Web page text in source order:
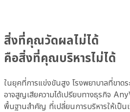
สิ่งที่คุณวัดผลไม่ได้
คือสิ่งที่คุณบริหารไม่ได้
ในยุคที่การแข่งขันสูง โรงพยาบาลที่ขาด
อาจสูญเสียความได้เปรียบทางธุรกิจ
พื้นฐานสำคัญ ที่เปลี่ยนการบริหารให้เป็น